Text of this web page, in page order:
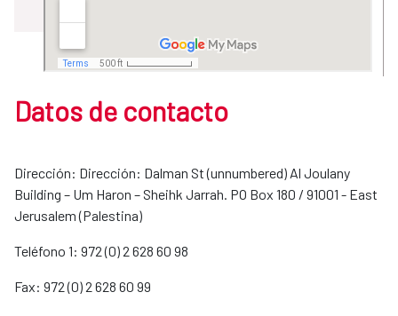
Datos de contacto
Dirección: Dirección: Dalman St (unnumbered) Al Joulany
Building – Um Haron – Sheihk Jarrah. PO Box 180 / 91001 - East
Jerusalem (Palestina)
Teléfono 1: 972 (0) 2 628 60 98
Fax: 972 (0) 2 628 60 99